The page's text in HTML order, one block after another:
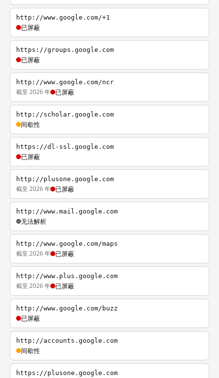
http://www.google.com/+1
已屏蔽
https://groups.google.com
已屏蔽
http://www.google.com/ncr
截至 2026 年 已屏蔽
http://scholar.google.com
间歇性
https://dl-ssl.google.com
已屏蔽
http://plusone.google.com
截至 2026 年 已屏蔽
http://www.mail.google.com
无法解析
http://www.google.com/maps
截至 2026 年 已屏蔽
http://www.plus.google.com
截至 2026 年 已屏蔽
http://www.google.com/buzz
已屏蔽
http://accounts.google.com
间歇性
https://plusone.google.com